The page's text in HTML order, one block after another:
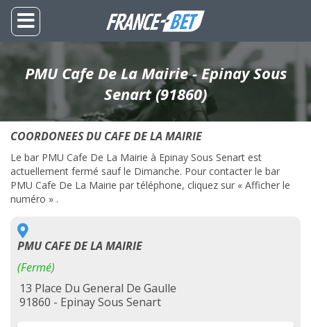
PMU Cafe De La Mairie - Epinay Sous
Senart (91860)
COORDONEES DU CAFE DE LA MAIRIE
Le bar PMU Cafe De La Mairie à Epinay Sous Senart est
actuellement fermé sauf le Dimanche. Pour contacter le bar
PMU Cafe De La Mairie par téléphone, cliquez sur « Afficher le
numéro » .
PMU CAFE DE LA MAIRIE
(Fermé)
13 Place Du General De Gaulle
91860 - Epinay Sous Senart